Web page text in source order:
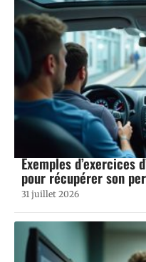
Exemples d’exercices
pour récupérer son
31 juillet 2026